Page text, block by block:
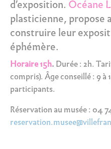
d’exposition. Océane
plasticienne, propose
construire leur
éphémère.
Horaire 15h. Durée : 2h.
compris). Âge conseillé : 9 à
participants.
Réservation au musée : 04